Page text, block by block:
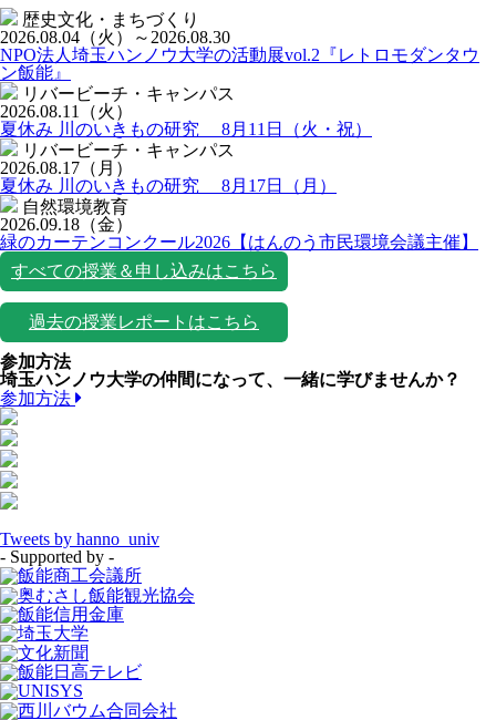
歴史文化・まちづくり
2026.08.04 （火）
～2026.08.30
NPO法人埼玉ハンノウ大学の活動展vol.2『レトロモダンタウ
ン飯能』
リバービーチ・キャンパス
2026.08.11
（火）
夏休み 川のいきもの研究 8月11日（火・祝）
リバービーチ・キャンパス
2026.08.17 （月）
夏休み 川のいきもの研究 8月17日（月）
自然環境教育
2026.09.18 （金）
緑のカーテンコンクール2026【はんのう市民環境会議主催】
すべての授業＆申し込みはこちら
過去の授業レポートはこちら
参加方法
埼玉ハンノウ大学の仲間になって、一緒に学びませんか？
参加方法
Tweets by hanno_univ
- Supported by -